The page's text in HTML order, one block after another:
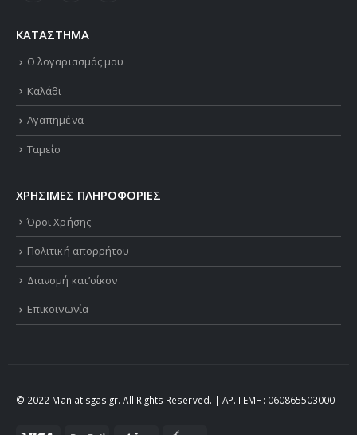
ΚΑΤΑΣΤΗΜΑ
Ο λογαριασμός μου
Καλάθι
Αγαπημένα
Ταμείο
ΧΡΗΣΙΜΕΣ ΠΛΗΡΟΦΟΡΙΕΣ
Όροι Χρήσης
Πολιτική απορρήτου
Διανομή κατ’οίκον
Επικοινωνία
© 2022 Maniatisgas.gr. All Rights Reserved. | ΑΡ. ΓΕΜΗ: 060865503000